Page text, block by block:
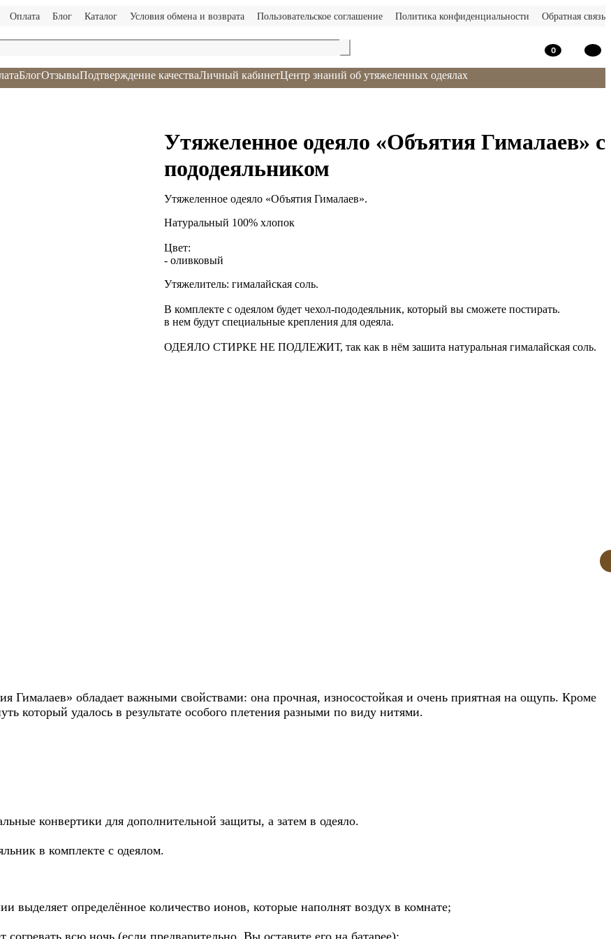
Оплата Блог Каталог Условия обмена и возврата Пользовательское соглашение Политика конфиденциальности Обратная связь
0
БлогОтзывыПодтверждение качестваЛичный кабинетЦентр знаний об утяжеленных одеялах
Утяжеленное одеяло «Объятия Гималаев» с
пододеяльником
Утяжеленное одеяло «Объятия Гималаев».
Натуральный 100% хлопок
Цвет:
- оливковый
Утяжелитель: гималайская соль.
В комплекте с одеялом будет чехол-пододеяльник, который вы сможете постирать.
в нем будут специальные крепления для одеяла.
ОДЕЯЛО СТИРКЕ НЕ ПОДЛЕЖИТ, так как в нём зашита натуральная гималайская соль.
Гималаев» обладает важными свойствами: она прочная, износостойкая и очень приятная на ощупь. Кроме
который удалось в результате особого плетения разными по виду нитями.
конвертики для дополнительной защиты, а затем в одеяло.
в комплекте с одеялом.
выделяет определённое количество ионов, которые наполнят воздух в комнате;